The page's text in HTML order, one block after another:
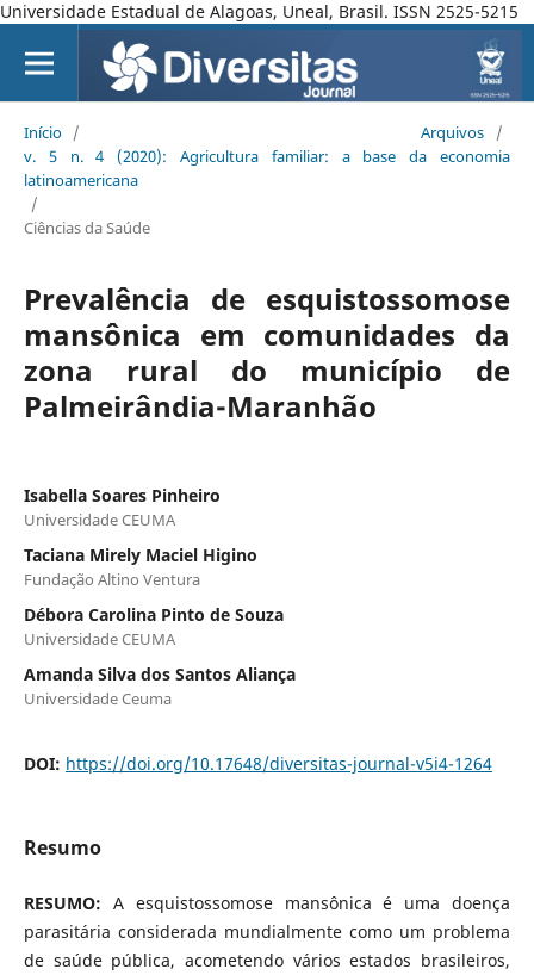
Universidade Estadual de Alagoas, Uneal, Brasil. ISSN 2525-5215
Início / Arquivos
/
v. 5 n. 4 (2020): Agricultura familiar: a base da economia
latinoamericana
/
Ciências da Saúde
Prevalência de esquistossomose
mansônica em comunidades da
zona rural do município de
Palmeirândia-Maranhão
Isabella Soares Pinheiro
Universidade CEUMA
Taciana Mirely Maciel Higino
Fundação Altino Ventura
Débora Carolina Pinto de Souza
Universidade CEUMA
Amanda Silva dos Santos Aliança
Universidade Ceuma
DOI: https://doi.org/10.17648/diversitas-journal-v5i4-1264
Resumo
RESUMO: A esquistossomose mansônica é uma doença
parasitária considerada mundialmente como um problema
de saúde pública, acometendo vários estados brasileiros,